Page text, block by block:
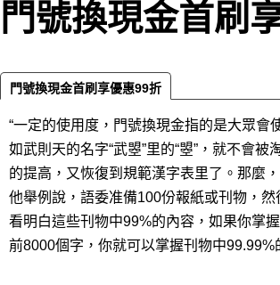
門號換現金首刷
門號換現金首刷享優惠99折
“一定的使用度，門號換現金指的是大眾會
如武則天的名字“武曌”里的“曌”，就不會
的提高，又恢復到規範漢字表里了。那麼
他舉例說，語委准備100份報紙或刊物，
看明白這些刊物中99%的內容，如果你掌
前8000個字，你就可以掌握刊物中